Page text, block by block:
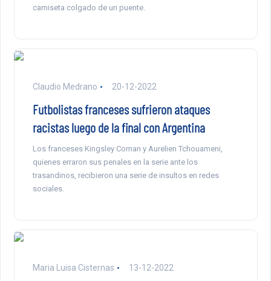
camiseta colgado de un puente.
Claudio Medrano 20-12-2022
Futbolistas franceses sufrieron ataques
racistas luego de la final con Argentina
Los franceses Kingsley Coman y Aurelien Tchouameni,
quienes erraron sus penales en la serie ante los
trasandinos, recibieron una serie de insultos en redes
sociales.
Maria Luisa Cisternas 13-12-2022